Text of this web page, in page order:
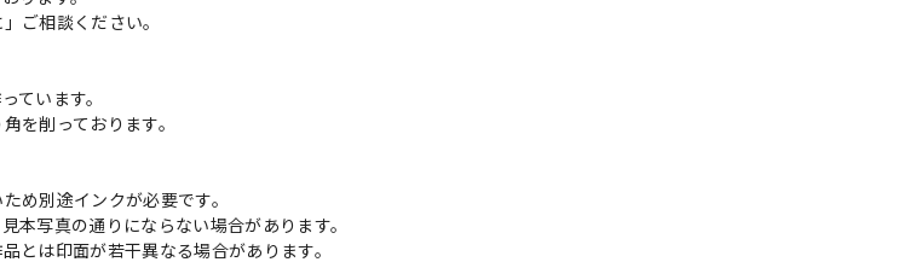
ご相談ください。
ています。
を削っております。
め別途インクが必要です。
本写真の通りにならない場合があります。
とは印面が若干異なる場合があります。